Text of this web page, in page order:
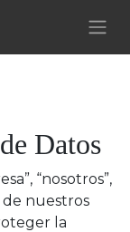
Datos
“nosotros”,
de nuestros
la